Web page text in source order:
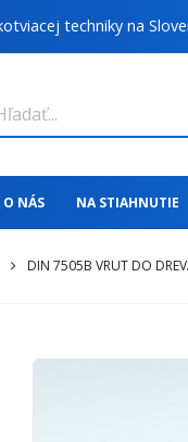
techniky na
O NÁS NA STIAHNUTIE
DIN 7505B VRUT DO